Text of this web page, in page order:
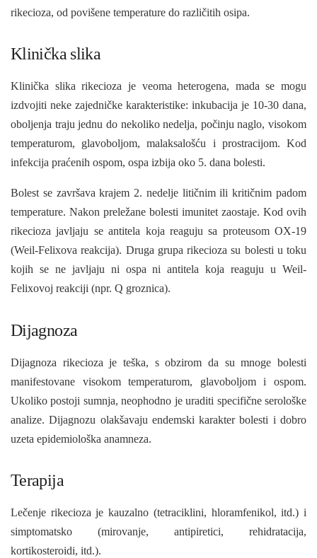
rikecioza, od povišene temperature do različitih osipa.
Klinička slika
Klinička slika rikecioza je veoma heterogena, mada se mogu
izdvojiti neke zajedničke karakteristike: inkubacija je 10-30 dana,
oboljenja traju jednu do nekoliko nedelja, počinju naglo, visokom
temperaturom, glavobo­ljom, malaksalošću i prostracijom. Kod
infekcija praćenih ospom, ospa izbija oko 5. dana bolesti.
Bolest se završava krajem 2. nedelje litičnim ili kritičnim padom
temperature. Nakon preležane bolesti imunitet zaostaje. Kod ovih
rikecioza javl­jaju se antitela koja reaguju sa proteusom OX-19
(Weil-Felixova reakcija). Druga grupa rikecioza su bolesti u toku
kojih se ne javljaju ni ospa ni antitela koja reaguju u Weil-
Felixovoj reakciji (npr. Q groznica).
Dijagnoza
Dijagnoza rikecioza je teška, s obzirom da su mnoge bolesti
manifestovane visokom temperaturom, glavoboljom i ospom.
Ukoliko postoji sumnja, neophodno je uraditi specifične serološke
analize. Dijagnozu olakšavaju endemski karakter bolesti i dobro
uzeta epidemi­ološka anamneza.
Terapija
Lečenje rikecioza je kauzalno (tetraciklini, hloramfenikol, itd.) i
simptomatsko (mirovanje, antipiretici, rehidratacija,
kortikosteroidi, itd.).